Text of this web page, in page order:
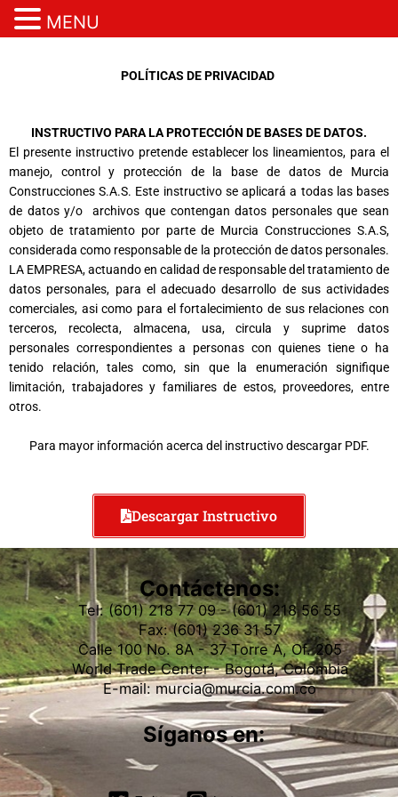
POLÍTICAS DE PRIVACIDAD
INSTRUCTIVO PARA LA PROTECCIÓN DE BASES DE DATOS.
El presente instructivo pretende establecer los lineamientos, para el
manejo, control y protección de la base de datos de Murcia
Construcciones S.A.S. Este instructivo se aplicará a todas las bases
de datos y/o archivos que contengan datos personales que sean
objeto de tratamiento por parte de Murcia Construcciones S.A.S,
considerada como responsable de la protección de datos personales.
LA EMPRESA, actuando en calidad de responsable del tratamiento de
datos personales, para el adecuado desarrollo de sus actividades
comerciales, asi como para el fortalecimiento de sus relaciones con
terceros, recolecta, almacena, usa, circula y suprime datos
personales correspondientes a personas con quienes tiene o ha
tenido relación, tales como, sin que la enumeración signifique
limitación, trabajadores y familiares de estos, proveedores, entre
otros.
Para mayor información acerca del instructivo descargar PDF.
Descargar Instructivo
Contáctenos:
Tel: (601) 218 77 09 - (601) 218 56 55
Fax: (601) 236 31 57
Calle 100 No. 8A - 37 Torre A, Of. 205
World Trade Center - Bogotá, Colombia
E-mail: murcia@murcia.com.co
Síganos en:
MENU